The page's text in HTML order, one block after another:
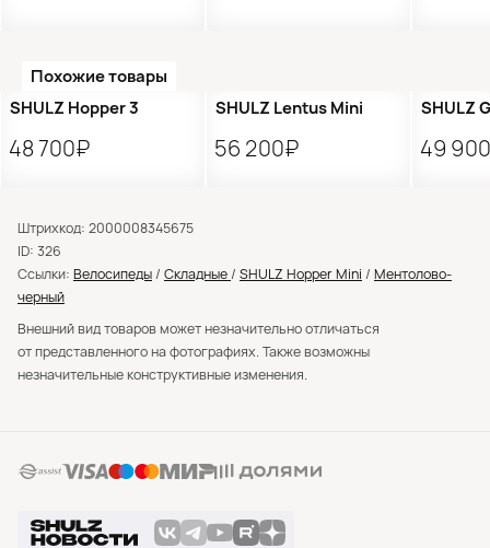
Похожие товары
SHULZ Hopper 3
48 700₽
SHULZ Lentus Mini
56 200₽
SHULZ
49
Штрихкод: 2000008345675
ID: 326
Ссылки: Велосипеды / Складные / SHULZ Hopper Mini / Ментолово-
черный
Внешний вид товаров может незначительно отличаться
от представленного на фотографиях. Также возможны
незначительные конструктивные изменения.